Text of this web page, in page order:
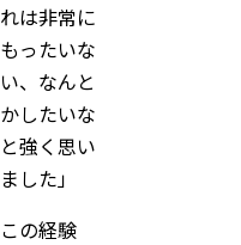
れは非常に
もったいな
い、なんと
かしたいな
と強く思い
ました」
この経験